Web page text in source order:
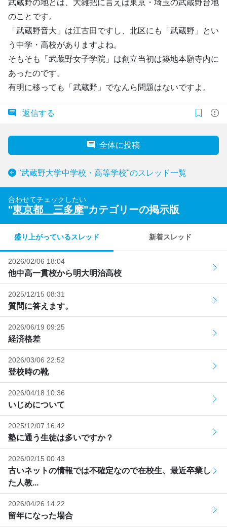
武蔵野の地とは、大雑把に言えば東京・埼玉の武蔵野台地
のことです。
「武蔵野音大」は江古田ですし、北区にも「武蔵野」とい
う中学・高校がありますよね。
そもそも「武蔵野女子学院」は創立当初は築地本願寺内に
あったのです。
有明に移っても「武蔵野」でなんら問題はないですよ。
返信する
全体に投稿
"武蔵野大学中学校・高等学校"のスレッド一覧
合わせてチェックしたい
"東京都 三多摩"カテゴリーの掲示版
盛り上がっているスレッド 新着スレッド
2026/02/06 18:04
他中高一貫校から明大明治高校
2025/12/15 08:31
質問に答えます。
2026/06/19 09:25
経済格差
2026/03/06 22:52
登校時の靴
2026/04/18 10:36
いじめについて
2025/12/07 16:42
塾に通う生徒は多いですか？
2026/02/15 00:43
古いネットの情報では不確定なので在校生、最近卒業し
た人教...
2026/04/26 14:22
留年になった場合